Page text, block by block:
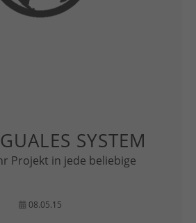
SYSTEM
Projekt in jede beliebige
08.05.15